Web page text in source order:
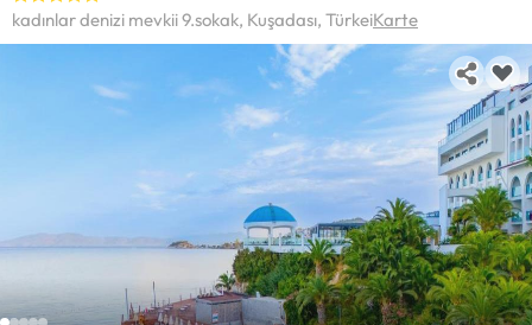
kadınlar denizi mevkii 9.sokak, Kuşadası, TürkeiKarte